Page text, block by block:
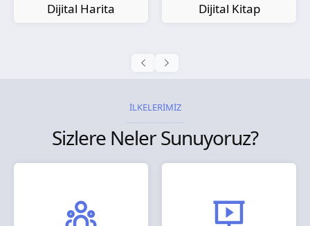
Dijital Kitap
İLKELERİMİZ
Sizlere Neler Sunuyoruz?